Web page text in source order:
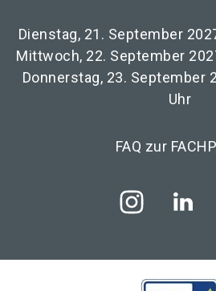
Dienstag, 21. September
Mittwoch, 22. September
Donnerstag, 23. September
Uhr
FAQ zur